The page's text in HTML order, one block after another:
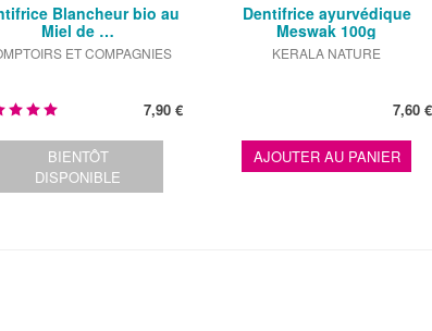
Blancheur bio au
Miel de …
ET COMPAGNIES
7,90 €
BIENTÔT
DISPONIBLE
Dentifrice ayurvédique
Meswak 100g
KERALA NATURE
7,60 €
AJOUTER AU PANIER